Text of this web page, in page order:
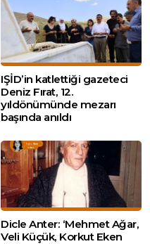
IŞİD’in katlettiği gazeteci
Deniz Fırat, 12.
yıldönümünde mezarı
başında anıldı
Dicle Anter: ‘Mehmet Ağar,
Veli Küçük, Korkut Eken